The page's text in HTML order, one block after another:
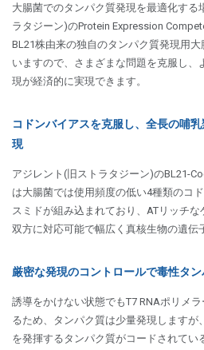
大腸菌でのタンパク質発現を最適化する
ラタジーン)のProtein Expression
BL21株由来の独自のタンパク質発現用
いますので、さまざまな問題を克服し、
現が経済的に実現できます。
コドンバイアスを克服し、全長の哺
現
アジレント(旧ストラタジーン)のBL21-
は大腸菌では使用頻度の低い4種類のコ
スミドが組み込まれており、ATリッチ
双方に対応可能で幅広く真核生物の遺伝
厳密な発現のコントロールで毒性タ
誘導をかけない状態でもT7 RNAポリメ
るため、タンパク質は少量発現しますが
を発揮するタンパク質がコードされてい